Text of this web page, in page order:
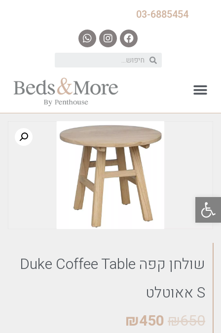
פתח סרגל נגישות
03-6885454
שולחן קפה Duke Coffee Table
S אאוטלט
₪650
₪450